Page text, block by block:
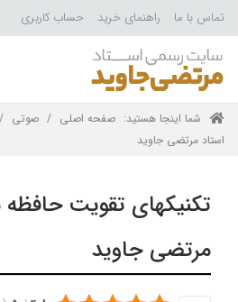
تماس با ما راهنمای خرید حساب کاربری
شما اینجا هستید: صفحه اصلی / صوتی
استاد مرتضی جاوید
تکنیکهای تقویت
مرتضی جاوید